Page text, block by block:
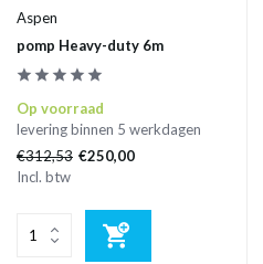
Aspen
pomp Heavy-duty 6m
Op voorraad
levering binnen 5 werkdagen
€312,53 €250,00
Incl. btw